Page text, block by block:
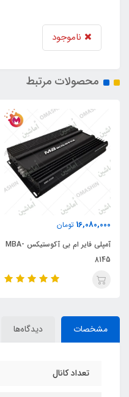
ناموجود
محصولات مرتبط
16,080,000 تومان
آمپلی فایر ام بی آکوستیکس MBA-
8145
مشخصات دیدگاه‌ها
تعداد کانال